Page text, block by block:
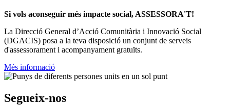
Si vols aconseguir més impacte social, ASSESSORA'T!
La Direcció General d’Acció Comunitària i Innovació Social
(DGACIS) posa a la teva disposició un conjunt de serveis
d'assessorament i acompanyament gratuïts.
Més informació
Segueix-nos